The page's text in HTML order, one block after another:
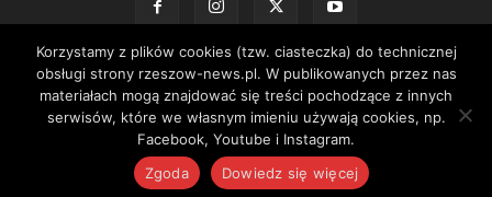
Kontakt Polityka prywatności Regulamin portalu
© NEWS Sp. z o.o. - wydawca portalu Rzeszów News. Wszystkie prawa
zastrzeżone. Tel.: 601 97 55 30
Korzystamy z plików cookies (tzw. ciasteczka) do technicznej
obsługi strony rzeszow-news.pl. W publikowanych przez nas
materiałach mogą znajdować się treści pochodzące z innych
serwisów, które we własnym imieniu używają cookies, np.
Facebook, Youtube i Instagram.
Zgoda
Dowiedz się więcej